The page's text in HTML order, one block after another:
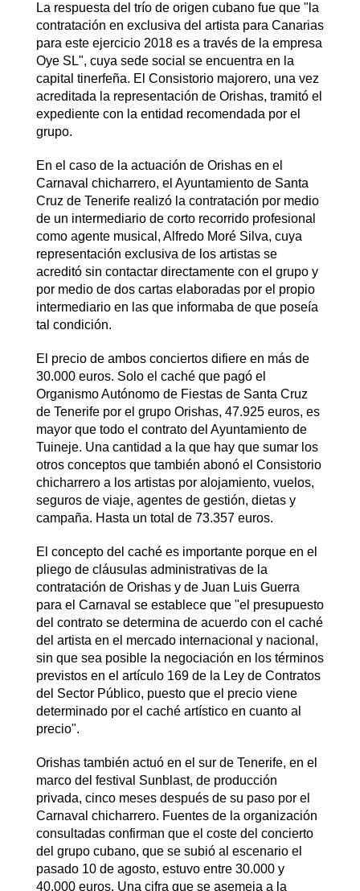
La respuesta del trío de origen cubano fue que "la
contratación en exclusiva del artista para Canarias
para este ejercicio 2018 es a través de la empresa
Oye SL", cuya sede social se encuentra en la
capital tinerfeña. El Consistorio majorero, una vez
acreditada la representación de Orishas, tramitó el
expediente con la entidad recomendada por el
grupo.
En el caso de la actuación de Orishas en el
Carnaval chicharrero, el Ayuntamiento de Santa
Cruz de Tenerife realizó la contratación por medio
de un intermediario de corto recorrido profesional
como agente musical, Alfredo Moré Silva, cuya
representación exclusiva de los artistas se
acreditó sin contactar directamente con el grupo y
por medio de dos cartas elaboradas por el propio
intermediario en las que informaba de que poseía
tal condición.
El precio de ambos conciertos difiere en más de
30.000 euros. Solo el caché que pagó el
Organismo Autónomo de Fiestas de Santa Cruz
de Tenerife por el grupo Orishas, 47.925 euros, es
mayor que todo el contrato del Ayuntamiento de
Tuineje. Una cantidad a la que hay que sumar los
otros conceptos que también abonó el Consistorio
chicharrero a los artistas por alojamiento, vuelos,
seguros de viaje, agentes de gestión, dietas y
campaña. Hasta un total de 73.357 euros.
El concepto del caché es importante porque en el
pliego de cláusulas administrativas de la
contratación de Orishas y de Juan Luis Guerra
para el Carnaval se establece que "el presupuesto
del contrato se determina de acuerdo con el caché
del artista en el mercado internacional y nacional,
sin que sea posible la negociación en los términos
previstos en el artículo 169 de la Ley de Contratos
del Sector Público, puesto que el precio viene
determinado por el caché artístico en cuanto al
precio".
Orishas también actuó en el sur de Tenerife, en el
marco del festival Sunblast, de producción
privada, cinco meses después de su paso por el
Carnaval chicharrero. Fuentes de la organización
consultadas confirman que el coste del concierto
del grupo cubano, que se subió al escenario el
pasado 10 de agosto, estuvo entre 30.000 y
40.000 euros. Una cifra que se asemeja a la